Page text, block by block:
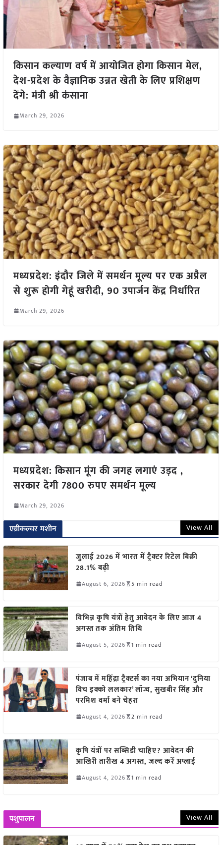
किसान कल्याण वर्ष में आयोजित होगा किसान मेल,
देश-प्रदेश के वैज्ञानिक उन्नत खेती के लिए प्रशिक्षण
देंगे: मंत्री श्री कंसाना
March 29, 2026
मध्यप्रदेश: इंदौर जिले में समर्थन मूल्य पर एक अप्रैल
से शुरू होगी गेहूं खरीदी, 90 उपार्जन केंद्र निर्धारित
March 29, 2026
मध्यप्रदेश: किसान मूंग की जगह लगाएं उड़द ,
सरकार देगी 7800 रुपए समर्थन मूल्य
March 29, 2026
एग्रीकल्चर मशीन View All
जुलाई 2026 में भारत में ट्रैक्टर रिटेल बिक्री
28.1% बढ़ी
August 6, 2026 5 min read
विभिन्न कृषि यंत्रों हेतु आवेदन के लिए आज 4
अगस्त तक अंतिम तिथि
August 5, 2026 1 min read
पंजाब में महिंद्रा ट्रैक्टर्स का नया अभियान ‘दुनिया
विच इक्को ललकार’ लॉन्च, सुखबीर सिंह और
परमिश वर्मा बने चेहरा
August 4, 2026 2 min read
कृषि यंत्रों पर सब्सिडी चाहिए? आवेदन की
आखिरी तारीख 4 अगस्त, जल्द करें अप्लाई
August 4, 2026 1 min read
पशुपालन View All